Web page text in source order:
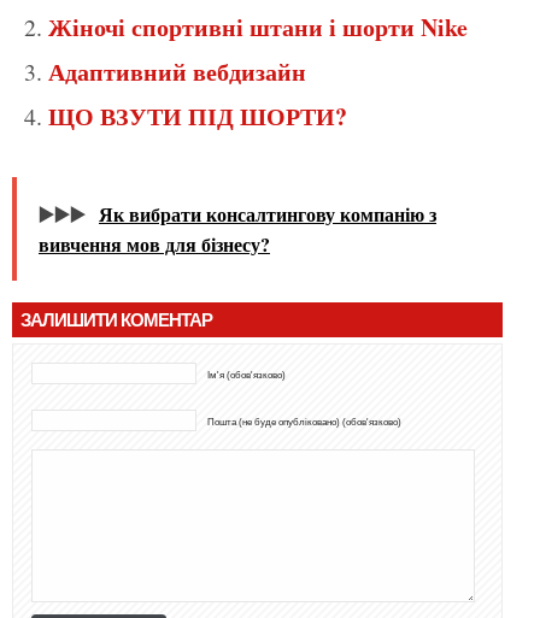
Жіночі спортивні штани і шорти Nike
Адаптивний вебдизайн
ЩО ВЗУТИ ПІД ШОРТИ?
▶️▶️▶️ Як вибрати консалтингову компанію з
вивчення мов для бізнесу?
ЗАЛИШИТИ КОМЕНТАР
Ім'я (обов'язково)
Пошта (не буде опубліковано) (обов'язково)